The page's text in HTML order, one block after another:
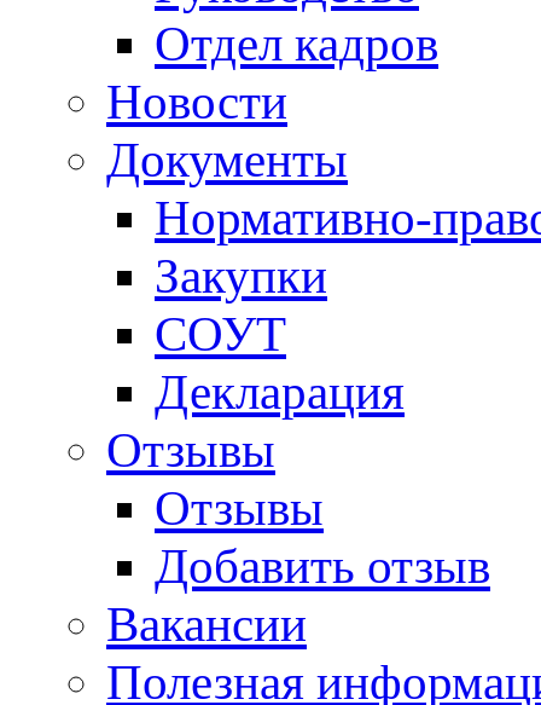
Отдел кадров
Новости
Документы
Нормативно-
Закупки
СОУТ
Декларация
Отзывы
Отзывы
Добавить отзыв
Вакансии
Полезная